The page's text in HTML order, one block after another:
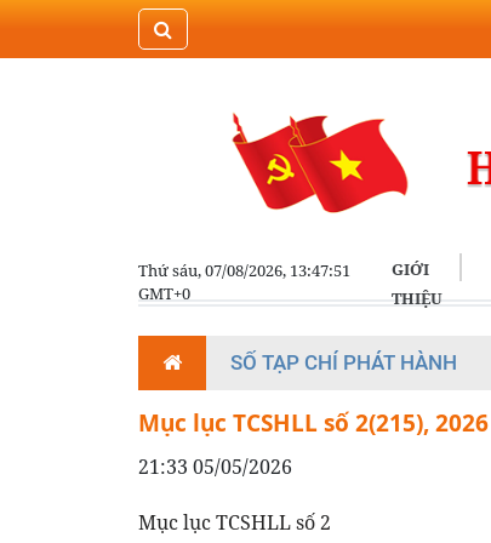
Thứ sáu, 07/08/2026, 13:47:51
GMT+0
GIỚI
THIỆU
SỐ TẠP CHÍ PHÁT HÀNH
Mục lục TCSHLL số 2(215), 2026
21:33 05/05/2026
Mục lục TCSHLL số 2